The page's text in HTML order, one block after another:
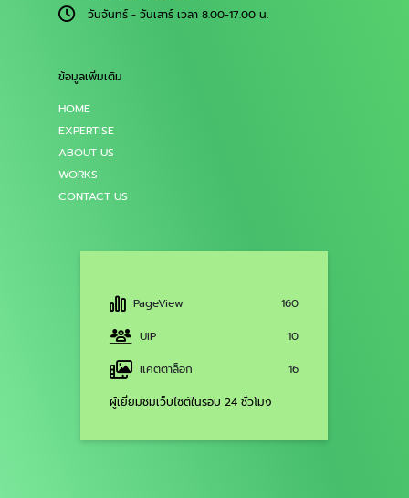
วันจันทร์ - วันเสาร์ เวลา 8.00-17.00 น.
ข้อมูลเพิ่มเติม
HOME
EXPERTISE
ABOUT US
WORKS
CONTACT US
PageView
160
UIP
10
แคตตาล็อก
16
ผู้เยี่ยมชมเว็บไซต์ในรอบ 24 ชั่วโมง